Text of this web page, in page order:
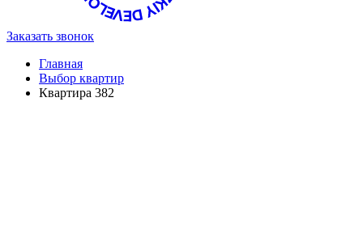
Заказать звонок
Главная
Выбор квартир
Квартира 382